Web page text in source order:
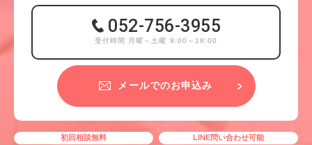
052-756-3955
受付時間 月曜～土曜 9:00～18:00
メールでのお申込み
初回相談無料
LINE問い合わせ可能